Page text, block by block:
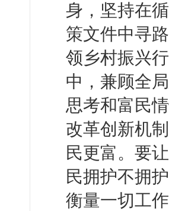
身，坚持在
策文件中寻
领乡村振兴
中，兼顾全
思考和富民
改革创新机
民更富。要
民拥护不拥
衡量一切工